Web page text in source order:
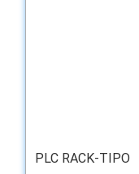
PLC RACK-TIPO